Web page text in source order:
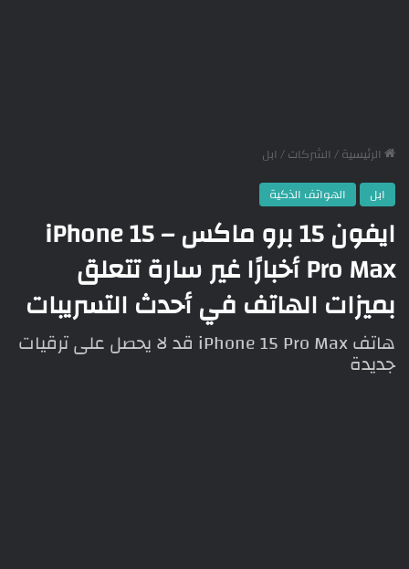
الرئيسية/ الشركات/ ابل
ابل
الهواتف الذكية
ايفون 15 برو ماكس – iPhone 15
Pro Max أخبارًا غير سارة تتعلق
بميزات الهاتف في أحدث التسريبات
هاتف iPhone 15 Pro Max قد لا يحصل على ترقيات
جديدة